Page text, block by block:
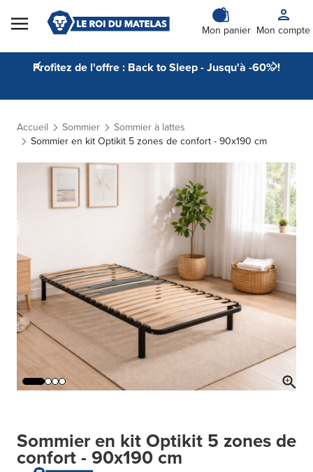
Skip to Content
Mon panier Mon compte
Profitez de l'offre : Back to Sleep - Jusqu'à -60% !
Accueil Sommier
Sommier à lattes
Sommier en kit Optikit 5 zones de confort - 90x190 cm
Sommier en kit Optikit 5 zones de
confort - 90x190 cm